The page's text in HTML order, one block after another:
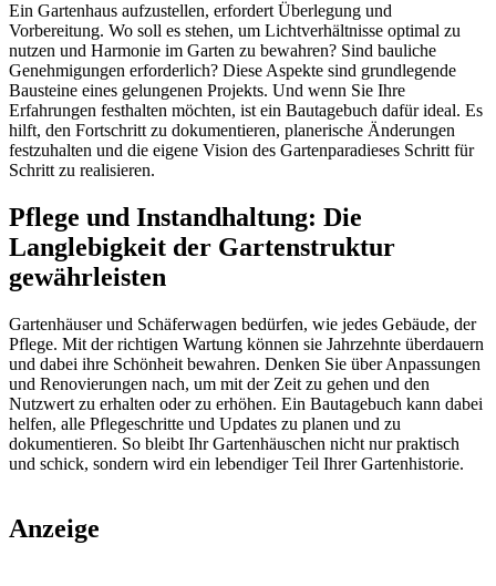
Ein Gartenhaus aufzustellen, erfordert Überlegung und
Vorbereitung. Wo soll es stehen, um Lichtverhältnisse optimal zu
nutzen und Harmonie im Garten zu bewahren? Sind bauliche
Genehmigungen erforderlich? Diese Aspekte sind grundlegende
Bausteine eines gelungenen Projekts. Und wenn Sie Ihre
Erfahrungen festhalten möchten, ist ein Bautagebuch dafür ideal. Es
hilft, den Fortschritt zu dokumentieren, planerische Änderungen
festzuhalten und die eigene Vision des Gartenparadieses Schritt für
Schritt zu realisieren.
Pflege und Instandhaltung: Die
Langlebigkeit der Gartenstruktur
gewährleisten
Gartenhäuser und Schäferwagen bedürfen, wie jedes Gebäude, der
Pflege. Mit der richtigen Wartung können sie Jahrzehnte überdauern
und dabei ihre Schönheit bewahren. Denken Sie über Anpassungen
und Renovierungen nach, um mit der Zeit zu gehen und den
Nutzwert zu erhalten oder zu erhöhen. Ein Bautagebuch kann dabei
helfen, alle Pflegeschritte und Updates zu planen und zu
dokumentieren. So bleibt Ihr Gartenhäuschen nicht nur praktisch
und schick, sondern wird ein lebendiger Teil Ihrer Gartenhistorie.
Anzeige